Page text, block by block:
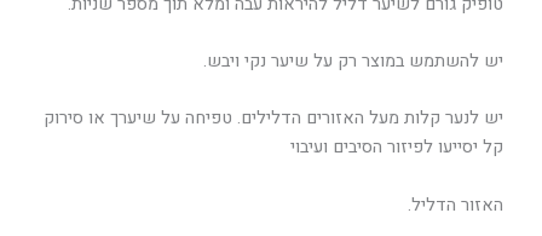
יש להשתמש במוצר רק על שיער נקי ויבש.
יש לנער קלות מעל האזורים הדלילים. טפיחה על שיערך או סירוק
קל יסייעו לפיזור הסיבים ועיבוי
האזור הדליל.